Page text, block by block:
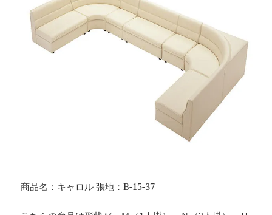
商品名：キャロル 張地：B-15-37